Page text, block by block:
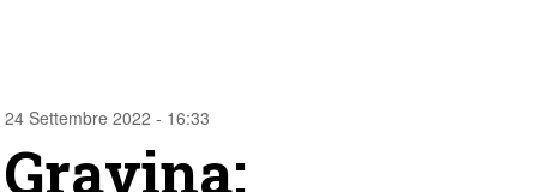
24 Settembre 2022 - 16:33
Gravina: